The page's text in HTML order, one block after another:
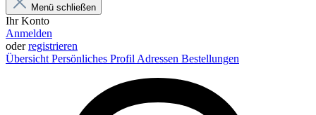
Menü schließen
Ihr Konto
Anmelden
oderregistrieren
Übersicht Persönliches Profil Adressen Bestellungen